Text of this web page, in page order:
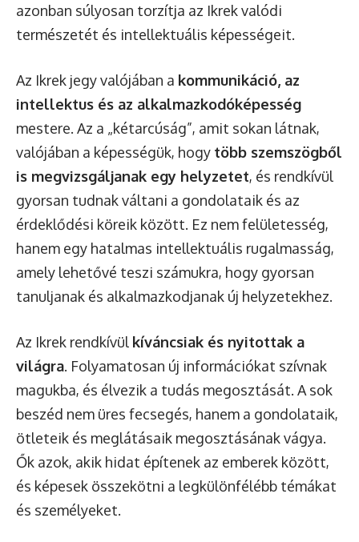
azonban súlyosan torzítja az Ikrek valódi
természetét és intellektuális képességeit.
Az Ikrek jegy valójában a kommunikáció, az
intellektus és az alkalmazkodóképesség
mestere. Az a „kétarcúság”, amit sokan látnak,
valójában a képességük, hogy több szemszögből
is megvizsgáljanak egy helyzetet, és rendkívül
gyorsan tudnak váltani a gondolataik és az
érdeklődési köreik között. Ez nem felületesség,
hanem egy hatalmas intellektuális rugalmasság,
amely lehetővé teszi számukra, hogy gyorsan
tanuljanak és alkalmazkodjanak új helyzetekhez.
Az Ikrek rendkívül kíváncsiak és nyitottak a
világra. Folyamatosan új információkat szívnak
magukba, és élvezik a tudás megosztását. A sok
beszéd nem üres fecsegés, hanem a gondolataik,
ötleteik és meglátásaik megosztásának vágya.
Ők azok, akik hidat építenek az emberek között,
és képesek összekötni a legkülönfélébb témákat
és személyeket.